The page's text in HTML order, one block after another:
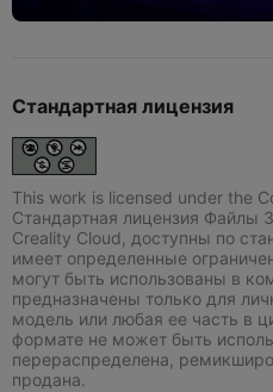
Стандартная лицензия
This work is licensed under the
Стандартная лицензия Файлы
Creality Cloud, доступны по
имеет определенные
могут быть использованы в
предназначены только для
модель или любая ее часть в
формате не может быть
перераспределена,
продана.